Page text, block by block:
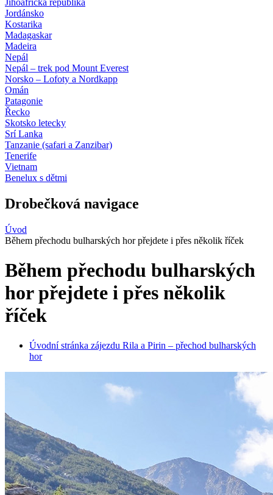
Jihoafrická republika
Jordánsko
Kostarika
Madagaskar
Madeira
Nepál
Nepál – trek pod Mount Everest
Norsko – Lofoty a Nordkapp
Omán
Patagonie
Řecko
Skotsko letecky
Srí Lanka
Tanzanie (safari a Zanzibar)
Tenerife
Vietnam
Benelux s dětmi
Drobečková navigace
Úvod
Během přechodu bulharských hor přejdete i přes několik říček
Během přechodu bulharských
hor přejdete i přes několik
říček
Úvodní stránka zájezdu Rila a Pirin – přechod bulharských
hor